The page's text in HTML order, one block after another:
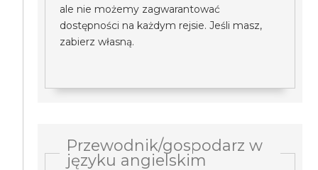
ale nie możemy zagwarantować
dostępności na każdym rejsie. Jeśli masz,
zabierz własną.
Przewodnik/gospodarz w
języku angielskim